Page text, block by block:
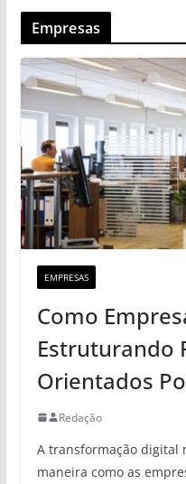
Empresas
EMPRESAS
Como
Estruturando
Orientados
Redação
A transformação digital
maneira como as